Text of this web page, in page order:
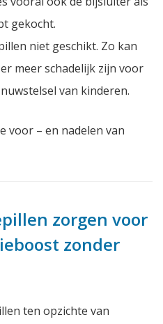
gekocht.
niet geschikt. Zo kan
meer schadelijk zijn voor
van kinderen.
voor – en nadelen van
zorgen voor
zonder
ten opzichte van